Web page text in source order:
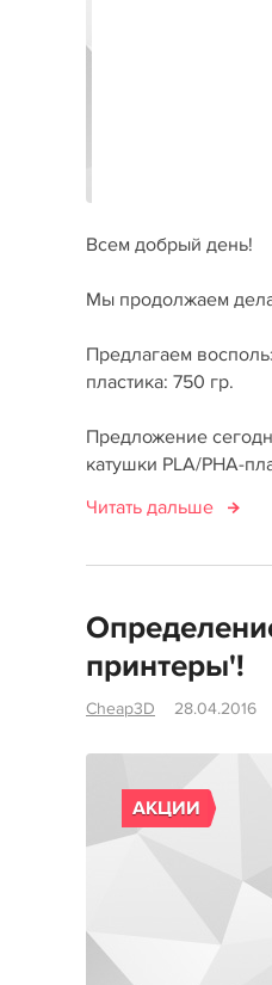
Всем добрый день!
Мы продолжаем
Предлагаем
пластика: 750 гр.
Предложение
катушки PLA/PHA-
Читать дальше
принтеры'!
Cheap3D 28.04.2016
АКЦИИ